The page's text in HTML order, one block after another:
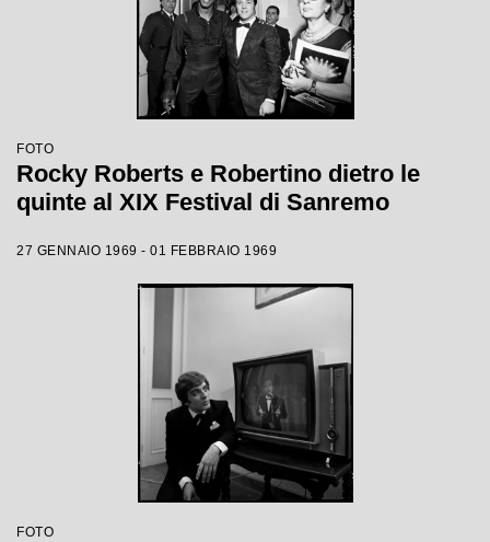
FOTO
Rocky Roberts e Robertino dietro le
quinte al XIX Festival di Sanremo
27 GENNAIO 1969 - 01 FEBBRAIO 1969
FOTO